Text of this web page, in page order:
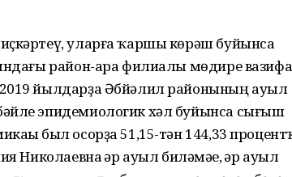
уларға ҡаршы көрәш буйынса
район-ара филиалы мөдире
йылдарҙа Әбйәлил районының ауыл
эпидемиологик хәл буйынса сығыш
был осорҙа 51,15-тән 144,33
һәр ауыл биләмәһе, һәр ауыл